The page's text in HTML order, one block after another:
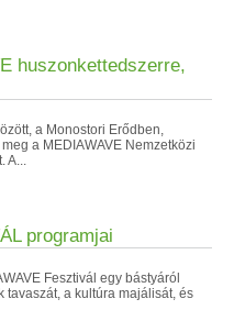
huszonkettedszerre,
a Monostori Erődben,
a MEDIAWAVE Nemzetközi
A...
programjai
Fesztivál egy bástyáról
tavaszát, a kultúra majálisát, és